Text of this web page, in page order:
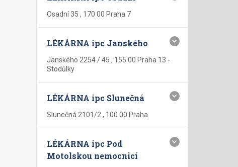
Osadní 35 , 170 00 Praha 7
LÉKÁRNA ipc Janského
Janského 2254 / 45 , 155 00 Praha 13 -
Stodůlky
LÉKÁRNA ipc Slunečná
Slunečná 2101/2 , 100 00 Praha
LÉKÁRNA ipc Pod
Motolskou nemocnicí